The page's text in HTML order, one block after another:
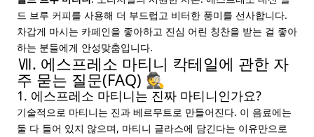
드 브루 커피를 사용해 더 부드럽고 비터한 풍미를 선사합니다.
차갑게 마시는 카페인을 좋아하고 진심 어린 칭찬을 받는 걸 좋아
하는 분들에게 안성맞춤입니다.
Ⅶ. 에스프레소 마티니 칵테일에 관한 자
주 묻는 질문(FAQ) 🕵️
1. 에스프레소 마티니는 진짜 마티니인가요?
기술적으로 마티니는 진과 베르무트로 만들어진다. 이 음료에는
둘 다 들어 있지 않으며, 마티니 글라스에 담긴다는 이유만으로